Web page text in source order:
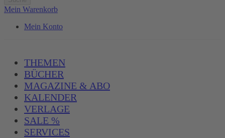
Mein Warenkorb
Mein Konto
THEMEN
BÜCHER
MAGAZINE & ABO
KALENDER
VERLAGE
SALE %
SERVICES